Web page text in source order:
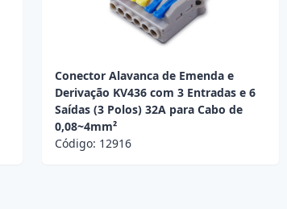
Conector Alavanca de Emenda e
Derivação KV436 com 3 Entradas e 6
Saídas (3 Polos) 32A para Cabo de
0,08~4mm²
Código: 12916